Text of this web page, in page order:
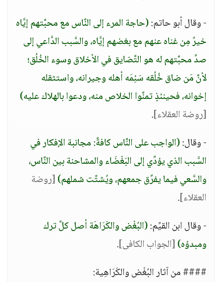
- وقال أبو حاتم:(حاجة المرء إلى النَّاس مع محبَّتهم إيَّاه
خيرٌ مِن غناه عنهم مع بغضهم إيَّاه، والسَّبب الدَّاعي إلى
صدِّ محبَّتهم له هو التَّضايق في الأخلاق وسوء الخُلُق؛
لأنَّ مَن ضاق خُلُقه سَئِمَه أهله وجيرانه، واستثقله
إخوانه، فحينئذٍ تمنَّوا الخلاص منه، ودعوا بالهلاك عليه)
[روضة العقلاء].
- وقال:(الواجب على النَّاس كافةً: مجانبة الإفكار في
السَّبب الذي يؤدِّي إلى البَغْضَاء والمشاحنة بين النَّاس،
والسَّعي فيما يفرِّق جمعهم، ويُشتِّت شملهم)[روضة
العقلاء].
- وقال ابن القيِّم:(البُغْض والكَرَاهَة أصل كلِّ ترك
ومبدؤه)[الجواب الكافى].
#### من آثار البُغْض والكَرَاهِية: